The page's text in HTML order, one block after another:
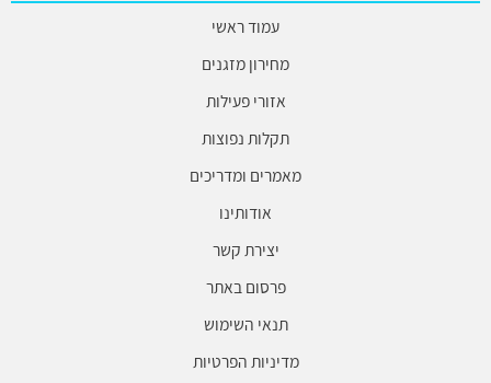
עמוד ראשי
מחירון מזגנים
אזורי פעילות
תקלות נפוצות
מאמרים ומדריכים
אודותינו
יצירת קשר
פרסום באתר
תנאי השימוש
מדיניות הפרטיות